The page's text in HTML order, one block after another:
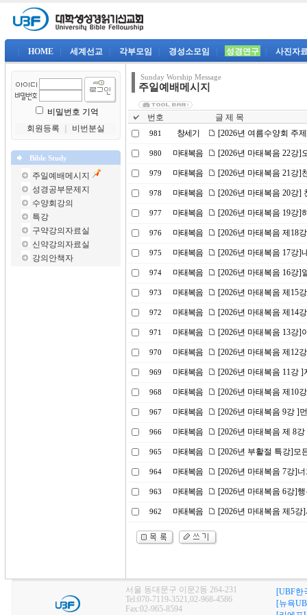
HOME 세계선교 각부모임 경성소모임 성경연구 사진자
비밀번호 기억
회원등록
비번분실
Bible Study
주일예배메시지
성경공부문제지
수양회강의
특강
구약강의자료실
신약강의자료실
강의안책자
Sunday Worship Message
주일예배메시지
번호 글 제 목
981 창세기 [2026년 여름수양회 주
980 마태복음 [2026년 마태복음 22강]
979 마태복음 [2026년 마태복음 21강]
978 마태복음 [2026년 마태복음 20강]
977 마태복음 [2026년 마태복음 19강]
976 마태복음 [2026년 마태복음 제18
975 마태복음 [2026년 마태복음 17강]
974 마태복음 [2026년 마태복음 16강]
973 마태복음 [2026년 마태복음 제15
972 마태복음 [2026년 마태복음 제14
971 마태복음 [2026년 마태복음 13강]
970 마태복음 [2026년 마태복음 제12
969 마태복음 [2026년 마태복음 11강
968 마태복음 [2026년 마태복음 제10
967 마태복음 [2026년 마태복음 9강 ]
966 마태복음 [2026년 마태복음 제 8
965 마태복음 [2026년 부활절 특강]모
964 마태복음 [2026년 마태복음 7강]
963 마태복음 [2026년 마태복음 6강]
962 마태복음 [2026년 마태복음 제5
서울 동대문구 이문2동 264-231
Tel:070-7119-3521,02-968-4586
Fax:02-965-8594
[UBF한
[뉴욕